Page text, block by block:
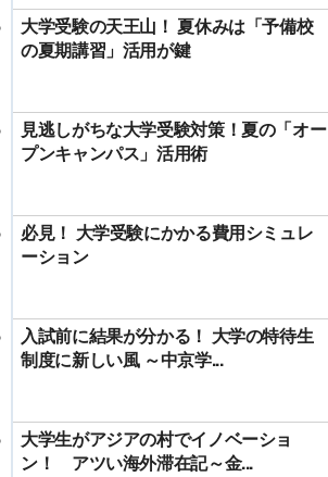
大学受験の天王山！ 夏休みは「予備校
の夏期講習」活用が鍵
見逃しがちな大学受験対策！夏の「オー
プンキャンパス」活用術
必見！ 大学受験にかかる費用シミュレ
ーション
入試前に結果が分かる！ 大学の特待生
制度に新しい風 ～中京学...
大学生がアジアの村でイノベーショ
ン！ アツい海外滞在記～金...